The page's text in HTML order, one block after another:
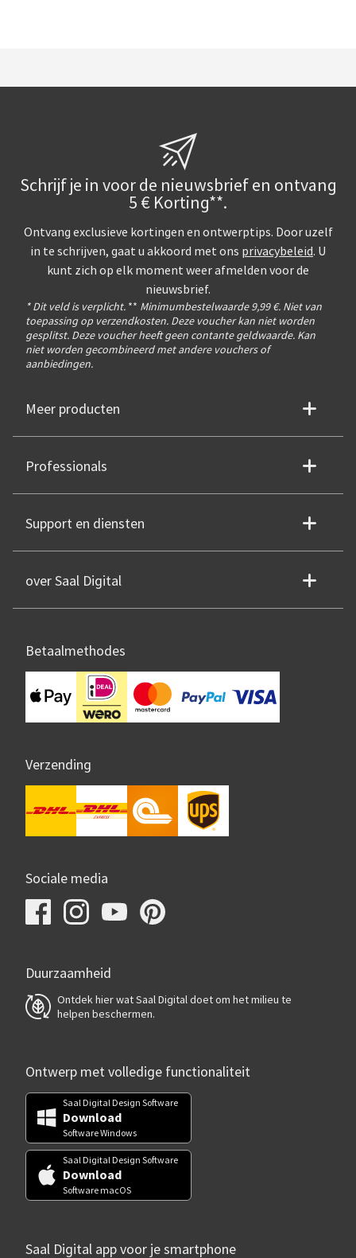
Schrijf je in voor de nieuwsbrief en ontvang
5 € Korting**.
Ontvang exclusieve kortingen en ontwerptips. Door uzelf
in te schrijven, gaat u akkoord met ons privacybeleid. U
kunt zich op elk moment weer afmelden voor de
nieuwsbrief.
* Dit veld is verplicht. ** Minimumbestelwaarde 9,99 €. Niet van
toepassing op verzendkosten. Deze voucher kan niet worden
gesplitst. Deze voucher heeft geen contante geldwaarde. Kan
niet worden gecombineerd met andere vouchers of
aanbiedingen.
Meer producten
Professionals
Support en diensten
over Saal Digital
Betaalmethodes
Verzending
Sociale media
Duurzaamheid
Ontdek hier wat Saal Digital doet om het milieu te
helpen beschermen.
Ontwerp met volledige functionaliteit
Saal Digital Design Software
Download
Software Windows
Saal Digital Design Software
Download
Software macOS
Saal Digital app voor je smartphone